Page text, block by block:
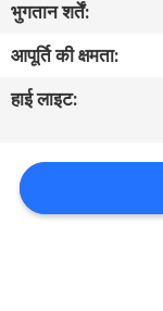
हमसे
संपर्क
करें
उद्धरण
मांगें
भुगतान शर्तें:
आपूर्ति की क्षमता:
हाई लाइट: